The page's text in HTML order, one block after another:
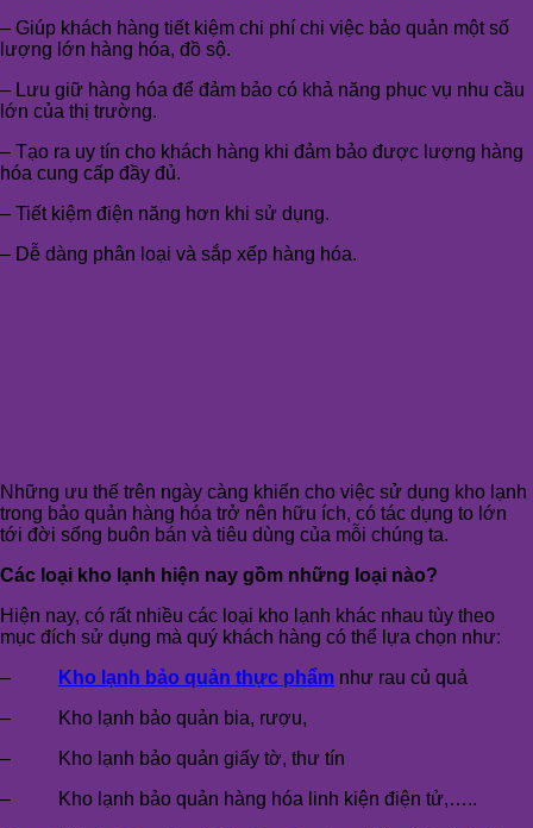
– Giúp khách hàng tiết kiệm chi phí chi việc bảo quản một số
lượng lớn hàng hóa, đồ sộ.
– Lưu giữ hàng hóa để đảm bảo có khả năng phục vụ nhu cầu
lớn của thị trường.
– Tạo ra uy tín cho khách hàng khi đảm bảo được lượng hàng
hóa cung cấp đầy đủ.
– Tiết kiệm điện năng hơn khi sử dụng.
– Dễ dàng phân loại và sắp xếp hàng hóa.
Những ưu thế trên ngày càng khiến cho việc sử dụng kho lạnh
trong bảo quản hàng hóa trở nên hữu ích, có tác dụng to lớn
tới đời sống buôn bán và tiêu dùng của mỗi chúng ta.
Các loại kho lạnh hiện nay gồm những loại nào?
Hiện nay, có rất nhiều các loại kho lạnh khác nhau tùy theo
mục đích sử dụng mà quý khách hàng có thể lựa chọn như:
–
Kho lạnh bảo quản thực phẩm như rau củ quả
– Kho lạnh bảo quản bia, rượu,
– Kho lạnh bảo quản giấy tờ, thư tín
– Kho lạnh bảo quản hàng hóa linh kiện điện tử,…..